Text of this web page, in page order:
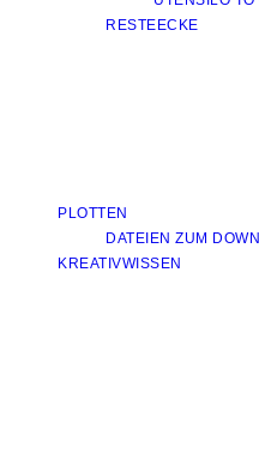
RESTEECKE
PLOTTEN
DATEIEN ZUM
KREATIVWISSEN